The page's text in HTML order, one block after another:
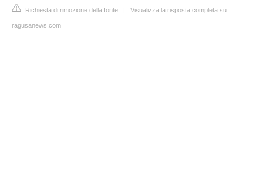
Richiesta di rimozione della fonte | Visualizza la risposta completa su
ragusanews.com